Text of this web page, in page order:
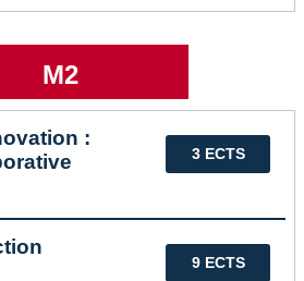
M2
3 ECTS
:
9 ECTS